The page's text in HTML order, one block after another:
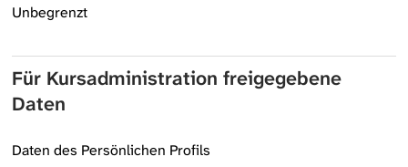
Unbegrenzt
Für Kursadministration freigegebene
Daten
Daten des Persönlichen Profils